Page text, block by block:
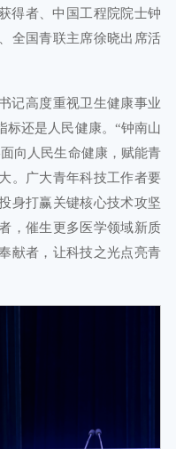
得者、中国工程院院士钟
全国青联主席徐晓出席活
记高度重视卫生健康事业
标还是人民健康。“钟南山
向人民生命健康，赋能青
。广大青年科技工作者要
身打赢关键核心技术攻坚
，催生更多医学领域新质
献者，让科技之光点亮青